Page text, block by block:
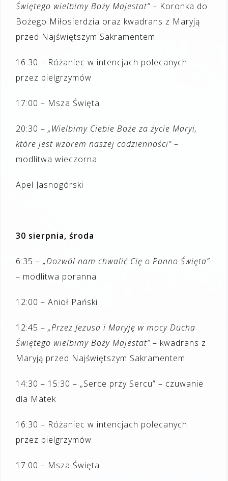
Świętego wielbimy Boży Majestat” – Koronka do
Bożego Miłosierdzia oraz kwadrans z Maryją
przed Najświętszym Sakramentem
16:30 – Różaniec w intencjach polecanych
przez pielgrzymów
17:00 – Msza Święta
20:30 – „Wielbimy Ciebie Boże za życie Maryi,
które jest wzorem naszej codzienności” –
modlitwa wieczorna
Apel Jasnogórski
30 sierpnia, środa
6:35 – „Dozwól nam chwalić Cię o Panno Święta”
– modlitwa poranna
12:00 – Anioł Pański
12:45 – „Przez Jezusa i Maryję w mocy Ducha
Świętego wielbimy Boży Majestat” – kwadrans z
Maryją przed Najświętszym Sakramentem
14:30 – 15:30 – „Serce przy Sercu” – czuwanie
dla Matek
16:30 – Różaniec w intencjach polecanych
przez pielgrzymów
17:00 – Msza Święta